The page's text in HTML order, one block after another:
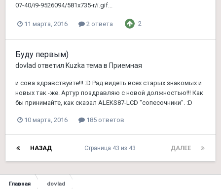
07-40/i9-9526094/581x735-r/i.gif...
11 марта, 2016 2 ответа 2
Буду первым)
dovlad ответил Kuzkaтема в Приемная
и сова здравствуйте!!! :D Рад видеть всех старых знакомых и
новых так -же. Артур поздравляю с новой должностью!!! Как
бы принимайте, как сказал ALEKS87-LCD "сопесочники". :D
10 марта, 2016 185 ответов
НАЗАД ДАЛЕЕ
Страница 43 из 43
Главная dovlad